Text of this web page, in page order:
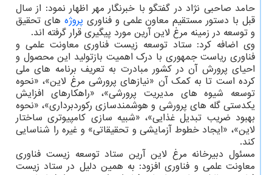
حامد صاحبی نژاد در گفتگو با خبرنگار مهر اظهار نمود: از سال
قبل با دستور مستقیم معاون علمی و فناوری پروژه های تحقیق
و توسعه در زمینه مرغ لاین آرین مورد پیگیری قرار گرفته اند.
وی اضافه کرد: ستاد توسعه زیست فناوری معاونت علمی و
فناوری ریاست جمهوری با درک اهمیت بازتولید این محصول و
احیای پرورش آن در کشور مبادرت به تعریف برنامه های ملی
کرده است تا به کمک آن «نیازهای پرورشی مرغ لاین»، «نحوه
توسعه شیوه های مدیریت پرورشی»، «راهکارهای افزایش
یکدستی گله های پرورشی و هوشمندسازی رکوردبرداری»، «نحوه
بهبود ضریب تبدیل غذایی»، «شبیه سازی کامپیوتری ساختار
لاین»، «ایجاد خطوط آزمایشی و تحقیقاتی» و غیره را شناسایی
کند.
مسئول دبیرخانه مرغ لاین آرین ستاد توسعه زیست فناوری
معاونت علمی و فناوری افزود: به همین دلیل در ستاد زیست